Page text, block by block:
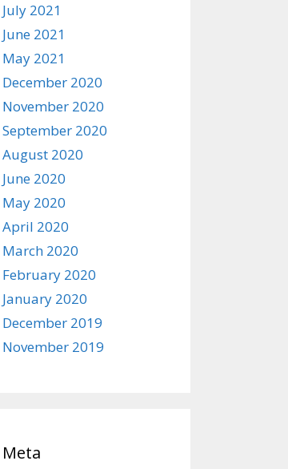
July 2021
June 2021
May 2021
December 2020
November 2020
September 2020
August 2020
June 2020
May 2020
April 2020
March 2020
February 2020
January 2020
December 2019
November 2019
Meta